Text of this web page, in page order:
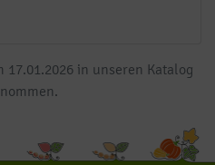
in unseren Katalog